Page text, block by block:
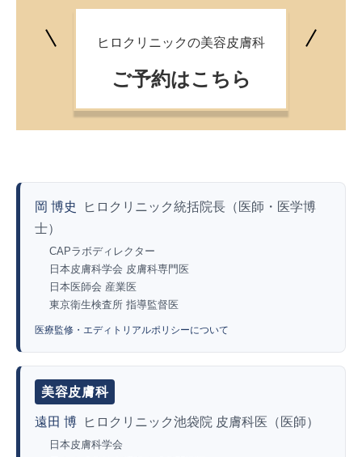
ヒロクリニックの美容皮膚科
ご予約はこちら
岡 博史
ヒロクリニック統括院長（医師・医学博
士）
CAPラボディレクター
日本皮膚科学会 皮膚科専門医
日本医師会 産業医
東京衛生検査所 指導監督医
医療監修・エディトリアルポリシーについて
美容皮膚科
遠田 博 ヒロクリニック池袋院 皮膚科医（医師）
日本皮膚科学会